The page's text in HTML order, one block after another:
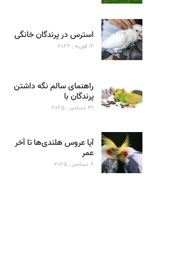
استرس در پرندگان خانگی
16 فوریه , 2026
راهنمای سالم نگه داشتن
پرندگان با
31 دسامبر , 2025
آیا عروس هلندی‌ها تا آخر
عمر
8 دسامبر , 2025